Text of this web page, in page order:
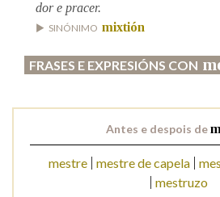
Nos exemplos
Na fraseoloxía
OUTRAS OPCIÓNS DE BUSCA
dor e pracer.
SINÓNIMO mixtión
FRASES E EXPRESIÓNS CON
Antes e despois de
mestre mestre de capela
mestruzo